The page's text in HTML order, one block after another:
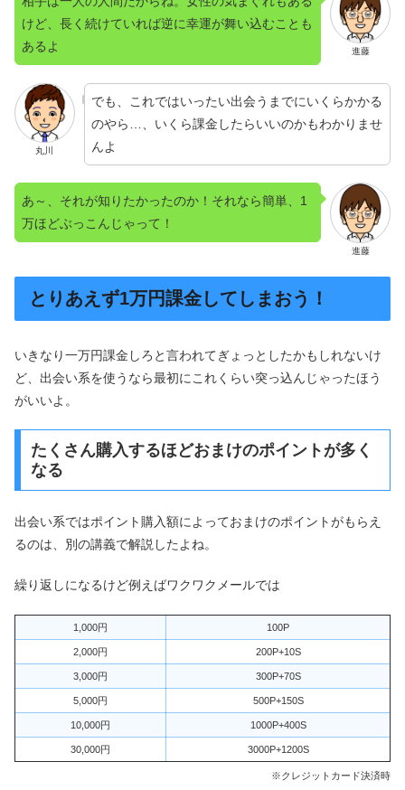
進藤
けど、長く続けていれば逆に幸運が舞い込むことも
あるよ
丸川
でも、これではいったい出会うまでにいくらかかる
のやら…、いくら課金したらいいのかもわかりませ
んよ
進藤
あ～、それが知りたかったのか！それなら簡単、1
万ほどぶっこんじゃって！
とりあえず1万円課金してしまおう！
いきなり一万円課金しろと言われてぎょっとしたかもしれないけ
ど、出会い系を使うなら最初にこれくらい突っ込んじゃったほう
がいいよ。
たくさん購入するほどおまけのポイントが多く
なる
出会い系ではポイント購入額によっておまけのポイントがもらえ
るのは、別の講義で解説したよね。
繰り返しになるけど例えばワクワクメールでは
1,000円 100P
2,000円 200P+10S
3,000円 300P+70S
5,000円 500P+150S
10,000円 1000P+400S
30,000円 3000P+1200S
※クレジットカード決済時